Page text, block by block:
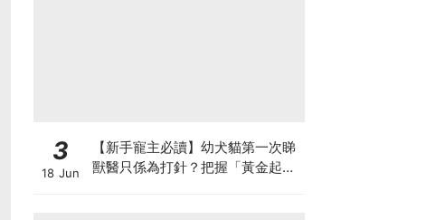
3
18 Jun
【新手寵主必讀】幼犬貓第一次睇
獸醫只係為打針？把握「黃金起跑